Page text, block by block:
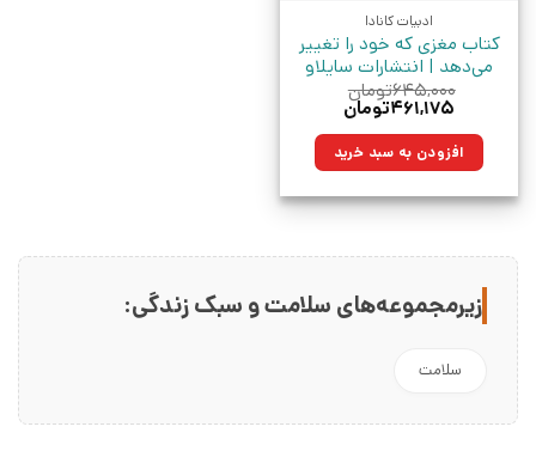
ادبیات کانادا
کتاب مغزی که خود را تغییر
می‌دهد | انتشارات سایلاو
۶۴۵,۰۰۰تومان
قیمت
۶۴۵,۰۰۰تومان
بود.
۴۶۱,۱۷۵تومان
۴۶۱,۱۷۵تومان.افزودن به سبد خرید
زیرمجموعه‌های سلامت و سبک زندگی:
سلامت